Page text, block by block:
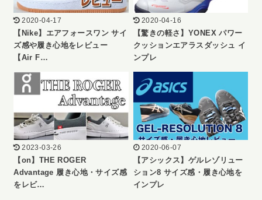
2020-04-17
【Nike】エアフォースワン サイ
ズ感や履き心地をレビュー
【Air F…
2020-04-16
【驚きの軽さ】YONEX パワー
クッションエアラスダッシュ イ
ンプレ
2023-03-26
【on】THE ROGER
Advantage 履き心地・サイズ感
をレビ…
2020-06-07
【アシックス】ゲルレゾリュー
ション8 サイズ感・履き心地を
インプレ